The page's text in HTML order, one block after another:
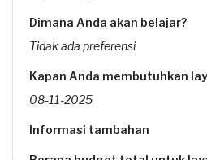
Dimana Anda akan belajar?
Tidak ada preferensi
Kapan Anda membutuhkan
08-11-2025
Informasi tambahan